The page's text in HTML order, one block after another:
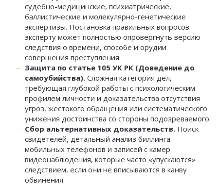
судебно-медицинские, психиатрические,
баллистические и молекулярно-генетические
экспертизы. Постановка правильных вопросов
эксперту может полностью опровергнуть версию
следствия о времени, способе и орудии
совершения преступления.
Защита по статье 105 УК РК (Доведение до
самоубийства). Сложная категория дел,
требующая глубокой работы с психологическим
профилем личности и доказательства отсутствия
угроз, жестокого обращения или систематического
унижения достоинства со стороны подозреваемого.
Сбор альтернативных доказательств. Поиск
свидетелей, детальный анализ биллинга
мобильных телефонов и записей с камер
видеонаблюдения, которые часто «упускаются»
следствием, если они не вписываются в канву
обвинения.